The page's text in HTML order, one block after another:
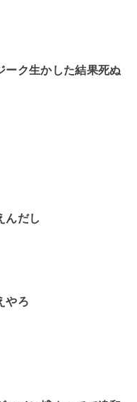
ーク生かした結果死ぬ
んだし
やろ